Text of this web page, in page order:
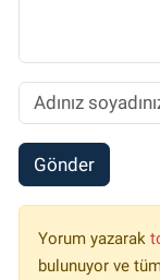
Gönder
Yorum yazarak
bulunuyor ve